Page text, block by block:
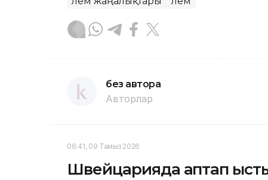
без автора
Авторлар
06:41, 09 Тамыз 2026
Швейцарияда аптап